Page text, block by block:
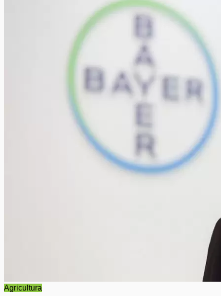
Agricultura